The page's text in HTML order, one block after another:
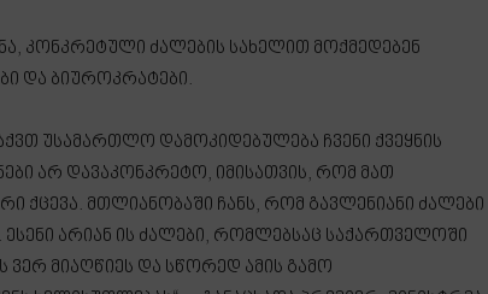
კონკრეტული ძალების სახელით მოქმედებენ
და ბიუროკრატები.
უსამართლო დამოკიდებულება ჩვენი ქვეყნის
არ დავაკონკრეტო, იმისათვის, რომ მათ
ქცევა. მთლიანობაში ჩანს, რომ გავლენიანი ძალები
ესენი არიან ის ძალები, რომლებსაც საქართველოში
მიაღწიეს და სწორედ ამის გამო